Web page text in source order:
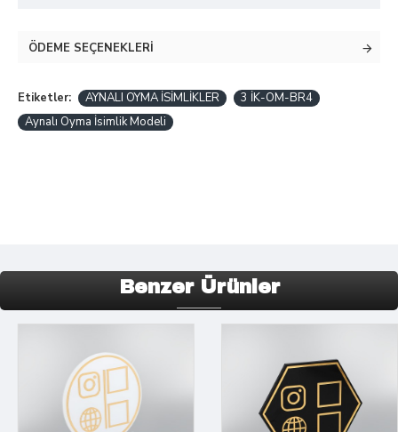
ÖDEME SEÇENEKLERI
Etiketler: AYNALI OYMA İSİMLİKLER
3 İK-OM-BR4
Aynalı Oyma İsimlik Modeli
Benzer Ürünler